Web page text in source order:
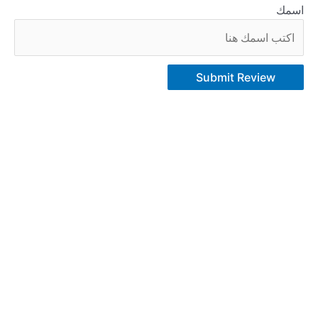
اسمك
Submit Review